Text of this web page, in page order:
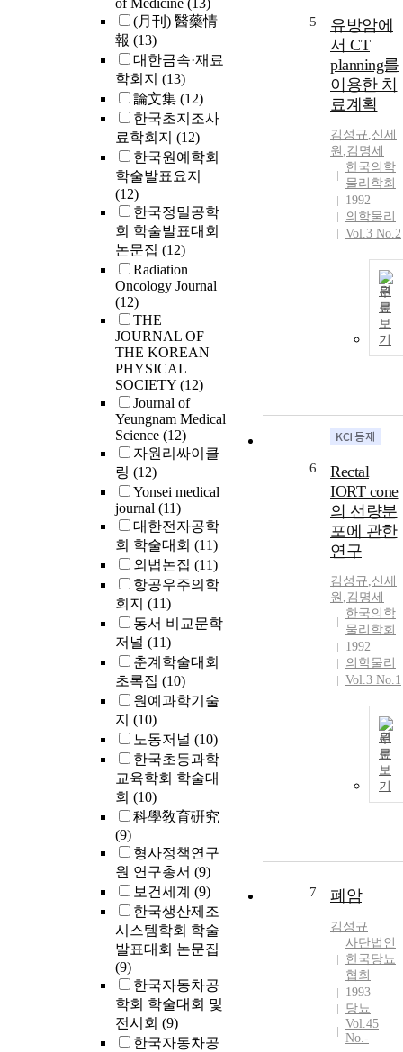
of Medicine (13)
(月刊) 醫藥情
報 (13)
대한금속·재료
학회지 (13)
論文集 (12)
한국초지조사
료학회지 (12)
한국원예학회
학술발표요지
(12)
한국정밀공학
회 학술발표대회
논문집 (12)
Radiation
Oncology Journal
(12)
THE
JOURNAL OF
THE KOREAN
PHYSICAL
SOCIETY (12)
Journal of
Yeungnam Medical
Science (12)
자원리싸이클
링 (12)
Yonsei medical
journal (11)
대한전자공학
회 학술대회 (11)
외법논집 (11)
항공우주의학
회지 (11)
동서 비교문학
저널 (11)
춘계학술대회
초록집 (10)
원예과학기술
지 (10)
노동저널 (10)
한국초등과학
교육학회 학술대
회 (10)
科學敎育硏究
(9)
형사정책연구
원 연구총서 (9)
보건세계 (9)
한국생산제조
시스템학회 학술
발표대회 논문집
(9)
한국자동차공
학회 학술대회 및
전시회 (9)
한국자동차공
5
유방암에
서 CT
planning를
이용한 치
료계획
김성규,신세
원 ,김명세
한국의학
물리학회
1992
의학물리
Vol.3 No.2
원
문
보
기
6
Rectal
IORT cone
의 선량분
포에 관한
연구
김성규,신세
원 ,김명세
한국의학
물리학회
1992
의학물리
Vol.3 No.1
원
문
보
기
7 폐암
김성규
사단법인
한국당뇨
협회
1993
당뇨
Vol.45
No.-